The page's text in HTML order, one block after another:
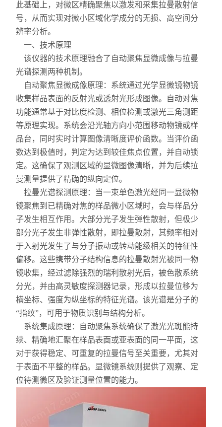
差示/热重/差热/热分析
红外光谱（IR、傅立叶）
扫描探针显微镜/原子力
激光粒度仪、纳米粒度仪
低温恒温器
荧光分光光度计（分子荧光
X射线衍射仪（XRD）
激光光散射仪
扫描电镜（SEM）
电化学工作站
X荧光光谱XRF能量色散型
分析仪器-光谱
透反射率测量仪
等离子清洗机
代理产品
光学显微镜
力学测试仪
表面/界面性能测定仪
此基础上，对微区精确聚焦以激发和采集拉曼散射信
号，从而实现对微小区域化学成分的无损、高空间分
辨率分析。
一、技术原理
该仪器的技术原理融合了自动聚焦显微成像与拉曼
光谱探测两种机制。
自动聚焦显微成像原理：系统通过光学显微镜物镜
收集样品表面的反射光或透射光形成图像。自动对焦
功能通常基于对比度检测、相位检测或激光三角测距
等原理实现。系统会沿光轴方向小范围移动物镜或样
品台，同时实时计算图像清晰度评价函数。当评价函
数达到极值时，判定为达到较佳焦点位置，并自动锁
定。这确保了观测区域的显微图像清晰，并为后续拉
曼测量提供了精确的纵向定位。
拉曼光谱探测原理：当一束单色激光经同一显微物
镜聚焦到已精确对焦的样品微小区域时，会与样品分
子发生相互作用。大部分光子发生弹性散射，但极少
部分光子发生非弹性散射，即拉曼散射，其频率相对
于入射光发生了与分子振动或转动能级相关的特征性
偏移。这些携带分子结构信息的拉曼散射光被同一物
镜收集，经过滤除强烈的瑞利散射光后，被色散系统
分光，并由高灵敏度探测器记录，形成以拉曼位移为
横坐标、强度为纵坐标的特征光谱。该光谱是分子的
“指纹”，可用于物质识别与结构分析。
系统集成原理：自动聚焦系统确保了激光光斑能持
续、精确地汇聚在样品表面或亚表面的同一平面，这
对于获得稳定、可重复的拉曼信号至关重要，尤其对
于表面不平整的样品。显微镜系统则提供了观察、定
位待测微区及验证测量位置的能力。